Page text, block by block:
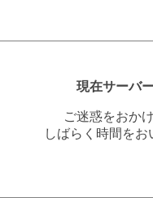
現在サーバ
ご迷惑をおか
しばらく時間を